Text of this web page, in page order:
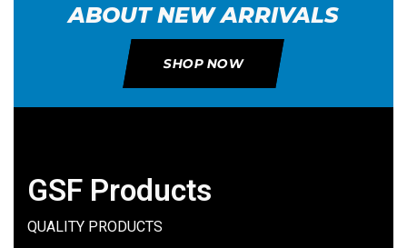
ABOUT NEW ARRIVALS
SHOP NOW
GSF Products
QUALITY PRODUCTS